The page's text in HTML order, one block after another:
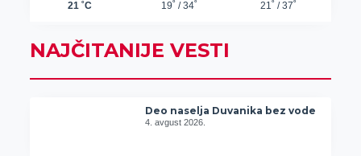
NAJČITANIJE VESTI
Deo naselja Duvanika bez vode
4. avgust 2026.